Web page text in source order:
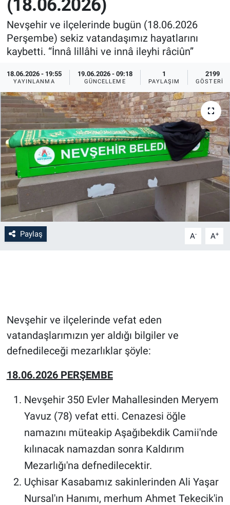
(18.06.2026)
Nevşehir ve ilçelerinde bugün (18.06.2026
Perşembe) sekiz vatandaşımız hayatlarını
kaybetti. “İnnâ lillâhi ve innâ ileyhi râciûn”
18.06.2026 - 19:55
YAYINLANMA
19.06.2026 - 09:18
GÜNCELLEME
1
PAYLAŞIM
2199
GÖSTERIM
Paylaş A- A+
Nevşehir ve ilçelerinde vefat eden
vatandaşlarımızın yer aldığı bilgiler ve
defnedileceği mezarlıklar şöyle:
18.06.2026 PERŞEMBE
Nevşehir 350 Evler Mahallesinden Meryem
Yavuz (78) vefat etti. Cenazesi öğle
namazını müteakip Aşağıbekdik Camii'nde
kılınacak namazdan sonra Kaldırım
Mezarlığı'na defnedilecektir.
Uçhisar Kasabamız sakinlerinden Ali Yaşar
Nursal'ın Hanımı, merhum Ahmet Tekecik'in
Sağlık
Yerel
Genel
Asayiş
İlan - Duyuru- Mesaj
Türkiye Gündemi
Sizden Gelenler
Yaşam
Sağlık
Eğitim
Kültür
3.Sayfa
Medya
Kayseri
Kırşehir
Yerel
Genel
Asayiş
İlan - Duyuru- Mesaj
Türkiye Gündemi
Sizden Gelenler